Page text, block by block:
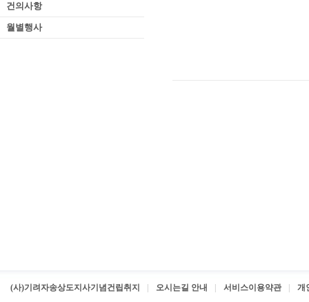
건의사항
월별행사
(사)기려자송상도지사기념건립취지 오시는길 안내 서비스이용약관 개